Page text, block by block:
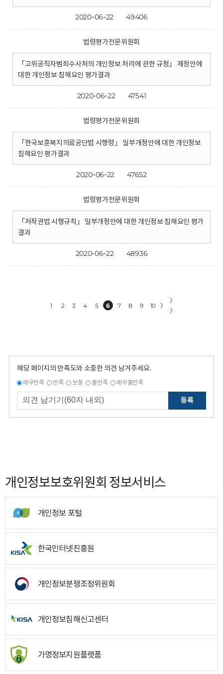
2020-06-22 49406
법령평가전문위원회
「고위공직자범죄수사처의 개인정보 처리에 관한 규정」 제정안에
대한 개인정보 침해요인 평가결과
2020-06-22 47541
법령평가전문위원회
「한국보훈복지의료공단법 시행령」 일부개정안에 대한 개인정보
침해요인 평가결과
2020-06-22 47652
법령평가전문위원회
「저작권법 시행규칙」 일부개정안에 대한 개인정보 침해요인 평가
결과
2020-06-22 48936
1 2 3 4 5 6 7 8 9 10 〉
〉
〉
해당 페이지의 만족도와 소중한 의견 남겨주세요.
매우만족 만족 보통 불만족 매우불만족
등록
개인정보보호위원회 정보서비스
개인정보 포털
한국인터넷진흥원
개인정보분쟁조정위원회
개인정보침해신고센터
가명정보지원플랫폼